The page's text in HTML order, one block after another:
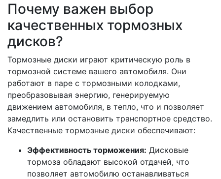
Почему важен выбор
качественных тормозных
дисков?
Тормозные диски играют критическую роль в
тормозной системе вашего автомобиля. Они
работают в паре с тормозными колодками,
преобразовывая энергию, генерируемую
движением автомобиля, в тепло, что и позволяет
замедлить или остановить транспортное средство.
Качественные тормозные диски обеспечивают:
Эффективность торможения: Дисковые
тормоза обладают высокой отдачей, что
позволяет автомобилю останавливаться